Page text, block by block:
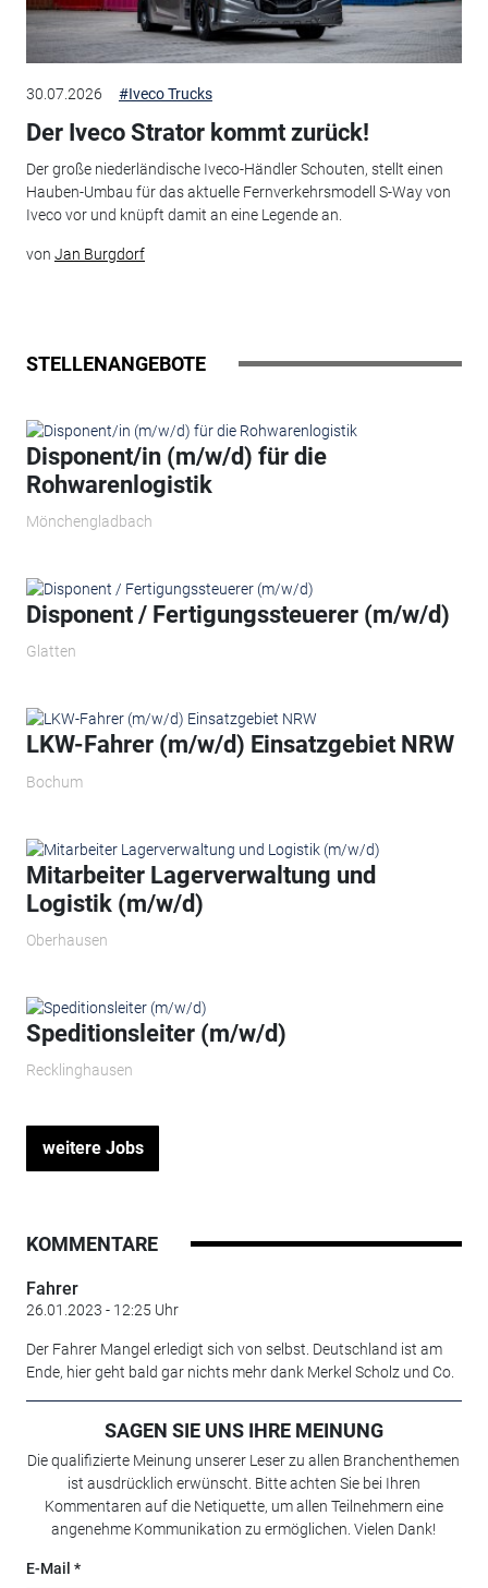
30.07.2026 #Iveco Trucks
Der Iveco Strator kommt zurück!
Der große niederländische Iveco-Händler Schouten, stellt einen
Hauben-Umbau für das aktuelle Fernverkehrsmodell S-Way von
Iveco vor und knüpft damit an eine Legende an.
von Jan Burgdorf
STELLENANGEBOTE
Disponent/in (m/w/d) für die
Rohwarenlogistik
Mönchengladbach
Disponent / Fertigungssteuerer (m/w/d)
Glatten
LKW-Fahrer (m/w/d) Einsatzgebiet NRW
Bochum
Mitarbeiter Lagerverwaltung und
Logistik (m/w/d)
Oberhausen
Speditionsleiter (m/w/d)
Recklinghausen
weitere Jobs
KOMMENTARE
Fahrer
26.01.2023 - 12:25 Uhr
Der Fahrer Mangel erledigt sich von selbst. Deutschland ist am
Ende, hier geht bald gar nichts mehr dank Merkel Scholz und Co.
SAGEN SIE UNS IHRE MEINUNG
Die qualifizierte Meinung unserer Leser zu allen Branchenthemen
ist ausdrücklich erwünscht. Bitte achten Sie bei Ihren
Kommentaren auf die Netiquette, um allen Teilnehmern eine
angenehme Kommunikation zu ermöglichen. Vielen Dank!
E-Mail